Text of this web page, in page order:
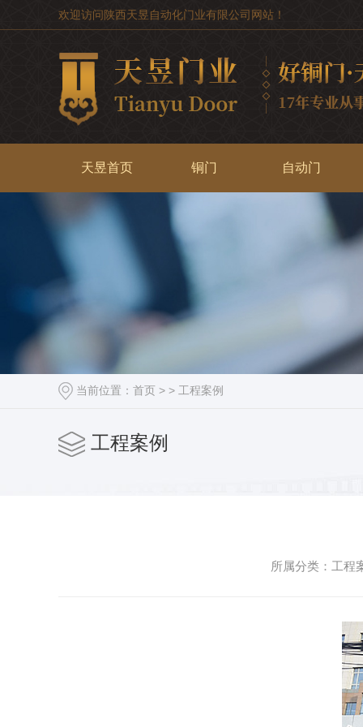
欢迎访问陕西天昱自动化门业有限公司网站！
天昱首页 铜门 自动门
当前位置： 首页 > > 工程案例
工程案例
所属分类：工